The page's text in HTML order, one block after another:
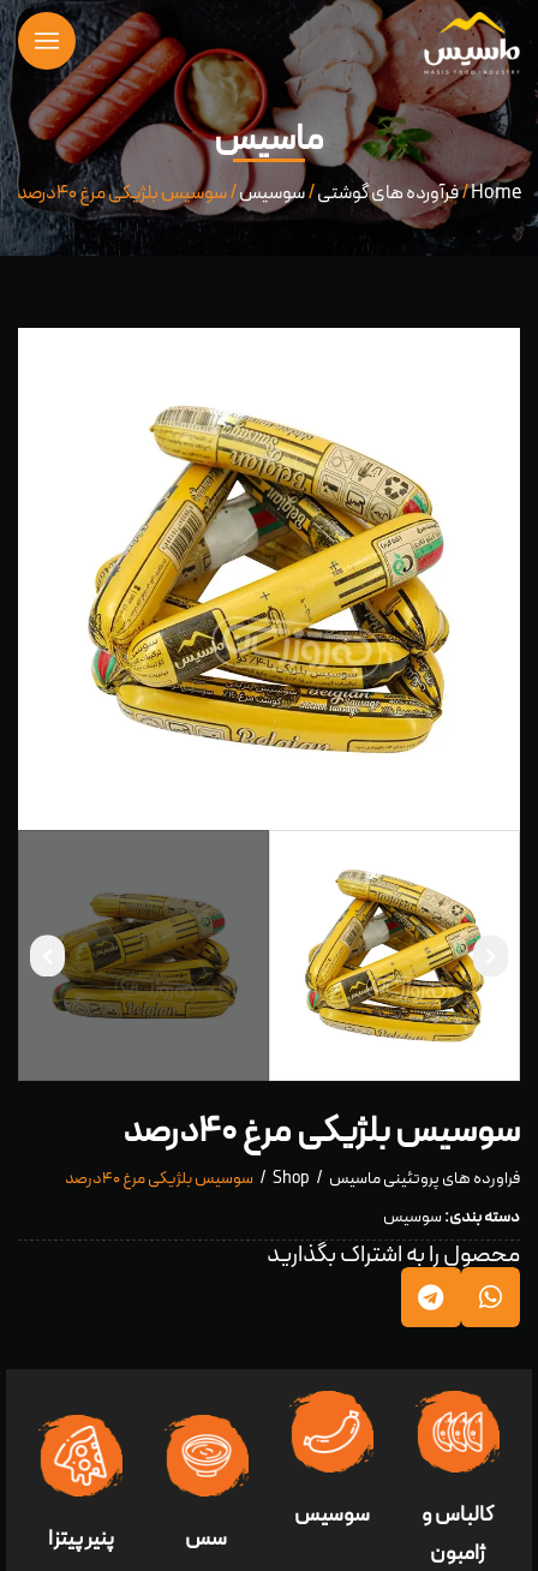
ماسیس
Home
/فرآورده های گوشتی/سوسیس/ سوسیس بلژیکی مرغ ۴۰درصد
سوسیس بلژیکی مرغ ۴۰درصد
فراورده های پروتئینی ماسیس Shop
سوسیس بلژیکی مرغ ۴۰درصد
دسته بندی:سوسیس
محصول را به اشتراک بگذارید
کالباس و
ژامبون
سوسیس
سس پنير پيتزا